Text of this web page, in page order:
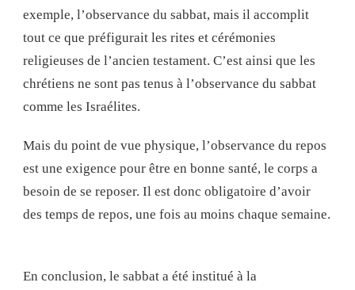
exemple, l’observance du sabbat, mais il accomplit
tout ce que préfigurait les rites et cérémonies
religieuses de l’ancien testament. C’est ainsi que les
chrétiens ne sont pas tenus à l’observance du sabbat
comme les Israélites.
Mais du point de vue physique, l’observance du repos
est une exigence pour être en bonne santé, le corps a
besoin de se reposer. Il est donc obligatoire d’avoir
des temps de repos, une fois au moins chaque semaine.
En conclusion, le sabbat a été institué à la